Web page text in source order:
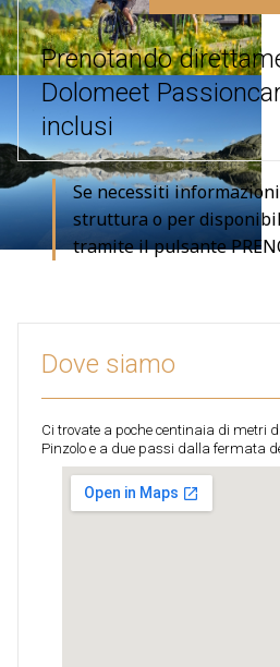
Prenotando
Dolomeet
inclusi
Se necessiti
struttura o per
tramite il pulsante
Dove siamo
Ci trovate a poche centinaia di metri
Pinzolo e a due passi dalla fermata